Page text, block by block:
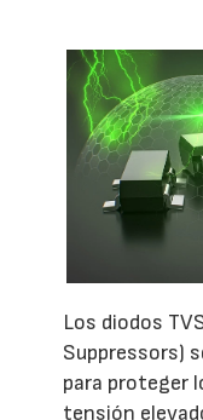
Los diodos
Suppressors)
para proteger
tensión